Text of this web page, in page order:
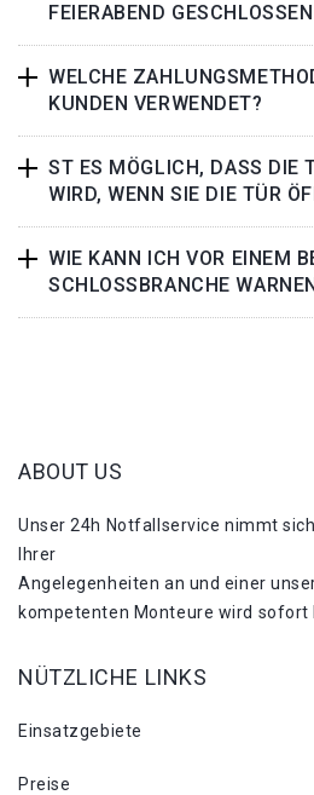
FEIERABEND
WELCHE
KUNDEN VERWENDET?
ST ES MÖGLICH, DASS DIE
WIRD, WENN SIE DIE TÜR
WIE KANN ICH VOR EINEM
SCHLOSSBRANCHE
ABOUT US
Unser 24h Notfallservice nimmt
Ihrer
Angelegenheiten an und einer
kompetenten Monteure wird sofort
NÜTZLICHE LINKS
Einsatzgebiete
Preise